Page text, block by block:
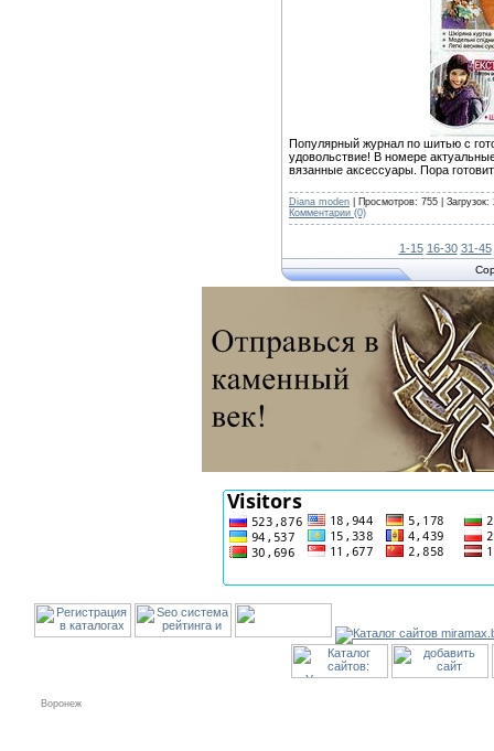
Популярный журнал по шитью с
удовольствие! В номере
вязанные аксессуары. Пора
Diana moden | Просмотров: 755 |
Комментарии (0)
1-15 16-30 31-45
Воронеж